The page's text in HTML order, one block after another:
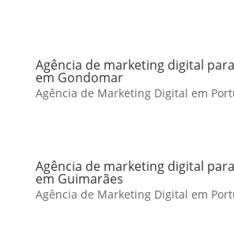
Agência de marketing digital
em Gondomar
Agência de Marketing Digital em
Agência de marketing digital
em Guimarães
Agência de Marketing Digital em